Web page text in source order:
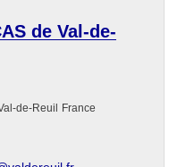
de Val-de-
de-Reuil France